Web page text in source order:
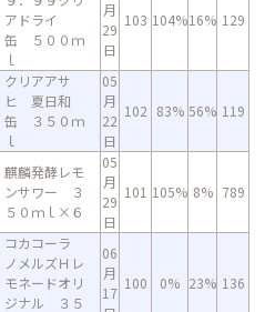
アドライ
缶 ５００ｍ
ｌ
月
29
日
103 104%16% 129
クリアアサ
ヒ 夏日和
缶 ３５０ｍ
ｌ
05
月
22
日
102 83% 56% 119
麒麟発酵レモ
ンサワー ３
５０ｍｌ×６
05
月
29
日
101 105% 8% 789
コカコーラ
ノメルズＨレ
モネードオリ
ジナル ３５
06
月
17
100 0% 23% 136